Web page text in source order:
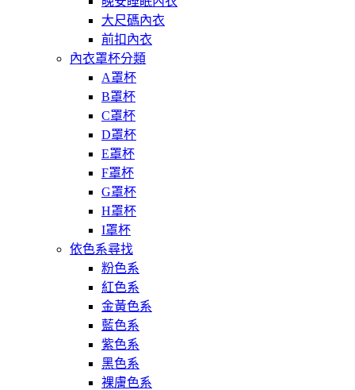
大尺碼內衣
前扣內衣
內衣罩杯分類
A罩杯
B罩杯
C罩杯
D罩杯
E罩杯
F罩杯
G罩杯
H罩杯
I罩杯
依色系尋找
粉色系
紅色系
金黃色系
藍色系
紫色系
黑色系
裸膚色系